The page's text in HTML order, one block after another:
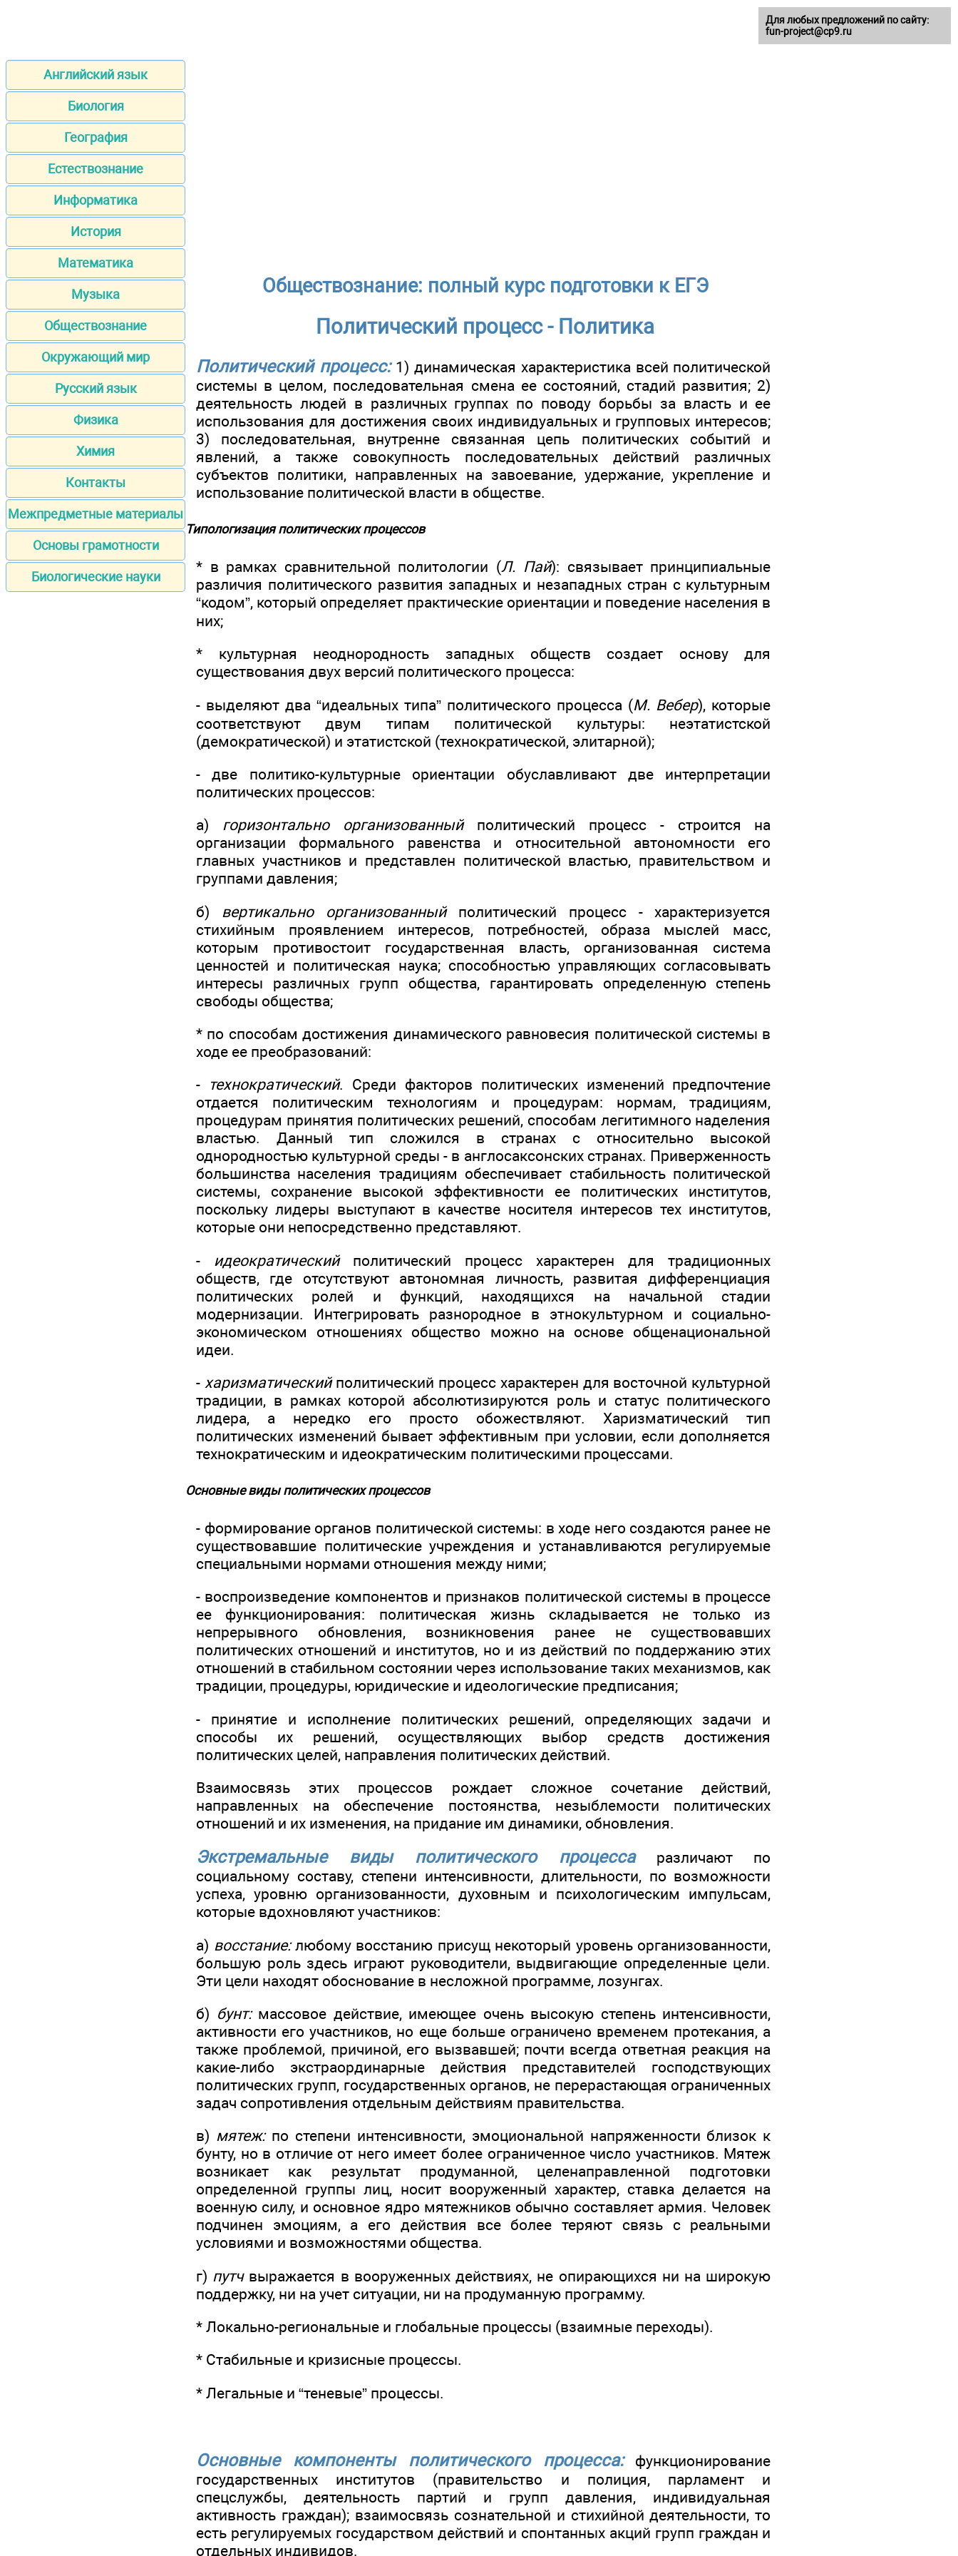
Английский язык
Биология
География
Естествознание
Информатика
История
Математика
Музыка
Обществознание
Окружающий мир
Русский язык
Физика
Химия
Контакты
Межпредметные материалы
Основы грамотности
Биологические науки
Обществознание: полный курс подготовки к ЕГЭ
Политический процесс - Политика
Политический процесс:1) динамическая характеристика всей политической
системы в целом, последовательная смена ее состояний, стадий развития; 2)
деятельность людей в различных группах по поводу борьбы за власть и ее
использования для достижения своих индивидуальных и групповых интересов;
3) последовательная, внутренне связанная цепь политических событий и
явлений, а также совокупность последовательных действий различных
субъектов политики, направленных на завоевание, удержание, укрепление и
использование политической власти в обществе.
Типологизация политических процессов
* в рамках сравнительной политологии (Л. Пай): связывает принципиальные
различия политического развития западных и незападных стран с культурным
“кодом”, который определяет практические ориентации и поведение населения в
них;
* культурная неоднородность западных обществ создает основу для
существования двух версий политического процесса:
- выделяют два “идеальных типа” политического процесса (М. Вебер), которые
соответствуют двум типам политической культуры: неэтатистской
(демократической) и этатистской (технократической, элитарной);
- две политико-культурные ориентации обуславливают две интерпретации
политических процессов:
а) горизонтально организованныйполитический процесс - строится на
организации формального равенства и относительной автономности его
главных участников и представлен политической властью, правительством и
группами давления;
б) вертикально организованныйполитический процесс - характеризуется
стихийным проявлением интересов, потребностей, образа мыслей масс,
которым противостоит государственная власть, организованная система
ценностей и политическая наука; способностью управляющих согласовывать
интересы различных групп общества, гарантировать определенную степень
свободы общества;
* по способам достижения динамического равновесия политической системы в
ходе ее преобразований:
- технократический. Среди факторов политических изменений предпочтение
отдается политическим технологиям и процедурам: нормам, традициям,
процедурам принятия политических решений, способам легитимного наделения
властью. Данный тип сложился в странах с относительно высокой
однородностью культурной среды - в англосаксонских странах. Приверженность
большинства населения традициям обеспечивает стабильность политической
системы, сохранение высокой эффективности ее политических институтов,
поскольку лидеры выступают в качестве носителя интересов тех институтов,
которые они непосредственно представляют.
- идеократическийполитический процесс характерен для традиционных
обществ, где отсутствуют автономная личность, развитая дифференциация
политических ролей и функций, находящихся на начальной стадии
модернизации. Интегрировать разнородное в этнокультурном и социально-
экономическом отношениях общество можно на основе общенациональной
идеи.
- харизматическийполитический процесс характерен для восточной культурной
традиции, в рамках которой абсолютизируются роль и статус политического
лидера, а нередко его просто обожествляют. Харизматический тип
политических изменений бывает эффективным при условии, если дополняется
технократическим и идеократическим политическими процессами.
Основные виды политических процессов
- формирование органов политической системы: в ходе него создаются ранее не
существовавшие политические учреждения и устанавливаются регулируемые
специальными нормами отношения между ними;
- воспроизведение компонентов и признаков политической системы в процессе
ее функционирования: политическая жизнь складывается не только из
непрерывного обновления, возникновения ранее не существовавших
политических отношений и институтов, но и из действий по поддержанию этих
отношений в стабильном состоянии через использование таких механизмов, как
традиции, процедуры, юридические и идеологические предписания;
- принятие и исполнение политических решений, определяющих задачи и
способы их решений, осуществляющих выбор средств достижения
политических целей, направления политических действий.
Взаимосвязь этих процессов рождает сложное сочетание действий,
направленных на обеспечение постоянства, незыблемости политических
отношений и их изменения, на придание им динамики, обновления.
Экстремальные виды политического процессаразличают по
социальному составу, степени интенсивности, длительности, по возможности
успеха, уровню организованности, духовным и психологическим импульсам,
которые вдохновляют участников:
а) восстание:любому восстанию присущ некоторый уровень организованности,
большую роль здесь играют руководители, выдвигающие определенные цели.
Эти цели находят обоснование в несложной программе, лозунгах.
б) бунт:массовое действие, имеющее очень высокую степень интенсивности,
активности его участников, но еще больше ограничено временем протекания, а
также проблемой, причиной, его вызвавшей; почти всегда ответная реакция на
какие-либо экстраординарные действия представителей господствующих
политических групп, государственных органов, не перерастающая ограниченных
задач сопротивления отдельным действиям правительства.
в) мятеж:по степени интенсивности, эмоциональной напряженности близок к
бунту, но в отличие от него имеет более ограниченное число участников. Мятеж
возникает как результат продуманной, целенаправленной подготовки
определенной группы лиц, носит вооруженный характер, ставка делается на
военную силу, и основное ядро мятежников обычно составляет армия. Человек
подчинен эмоциям, а его действия все более теряют связь с реальными
условиями и возможностями общества.
г) путчвыражается в вооруженных действиях, не опирающихся ни на широкую
поддержку, ни на учет ситуации, ни на продуманную программу.
* Локально-региональные и глобальные процессы (взаимные переходы).
* Стабильные и кризисные процессы.
* Легальные и “теневые” процессы.
Основные компоненты политического процесса:функционирование
государственных институтов (правительство и полиция, парламент и
спецслужбы, деятельность партий и групп давления, индивидуальная
активность граждан); взаимосвязь сознательной и стихийной деятельности, то
есть регулируемых государством действий и спонтанных акций групп граждан и
отдельных индивидов.
Для любых предложений по сайту:
fun-project@cp9.ru